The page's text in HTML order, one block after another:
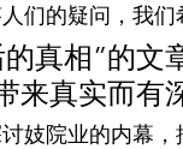
们的疑问，我
真相”的
来真实而有
妓院业的内幕